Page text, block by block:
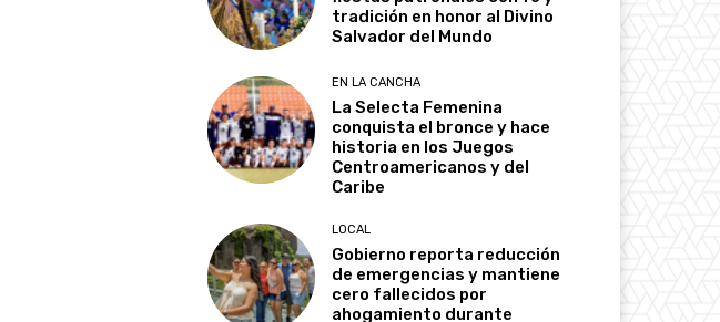
tradición en honor al Divino
Salvador del Mundo
EN LA CANCHA
La Selecta Femenina
conquista el bronce y hace
historia en los Juegos
Centroamericanos y del
Caribe
LOCAL
Gobierno reporta reducción
de emergencias y mantiene
cero fallecidos por
ahogamiento durante